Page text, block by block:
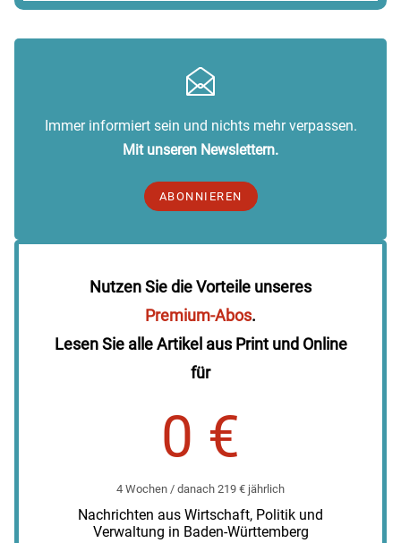
Immer informiert sein und nichts mehr verpassen.
Mit unseren Newslettern.
ABONNIEREN
Nutzen Sie die Vorteile unseres
Premium-Abos.
Lesen Sie alle Artikel aus Print und Online
für
0 €
4 Wochen / danach 219 € jährlich
Nachrichten aus Wirtschaft, Politik und
Verwaltung in Baden-Württemberg